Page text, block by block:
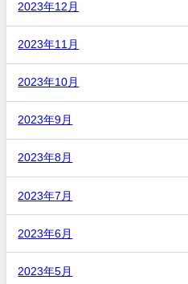
2023年12月
2023年11月
2023年10月
2023年9月
2023年8月
2023年7月
2023年6月
2023年5月